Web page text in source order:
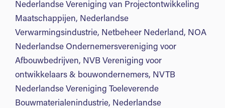
Nederlandse Vereniging van Projectontwikkeling
Maatschappijen, Nederlandse
Verwarmingsindustrie, Netbeheer Nederland, NOA
Nederlandse Ondernemersvereniging voor
Afbouwbedrijven, NVB Vereniging voor
ontwikkelaars & bouwondernemers, NVTB
Nederlandse Vereniging Toeleverende
Bouwmaterialenindustrie, Nederlandse